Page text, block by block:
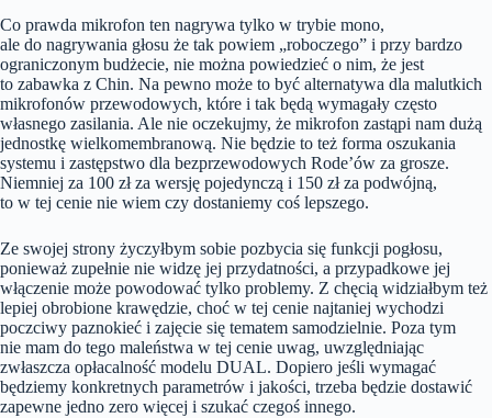
Co prawda mikrofon ten nagrywa tylko w trybie mono,
ale do nagrywania głosu że tak powiem „roboczego” i przy bardzo
ograniczonym budżecie, nie można powiedzieć o nim, że jest
to zabawka z Chin. Na pewno może to być alternatywa dla malutkich
mikrofonów przewodowych, które i tak będą wymagały często
własnego zasilania. Ale nie oczekujmy, że mikrofon zastąpi nam dużą
jednostkę wielkomembranową. Nie będzie to też forma oszukania
systemu i zastępstwo dla bezprzewodowych Rode’ów za grosze.
Niemniej za 100 zł za wersję pojedynczą i 150 zł za podwójną,
to w tej cenie nie wiem czy dostaniemy coś lepszego.
Ze swojej strony życzyłbym sobie pozbycia się funkcji pogłosu,
ponieważ zupełnie nie widzę jej przydatności, a przypadkowe jej
włączenie może powodować tylko problemy. Z chęcią widziałbym też
lepiej obrobione krawędzie, choć w tej cenie najtaniej wychodzi
poczciwy paznokieć i zajęcie się tematem samodzielnie. Poza tym
nie mam do tego maleństwa w tej cenie uwag, uwzględniając
zwłaszcza opłacalność modelu DUAL. Dopiero jeśli wymagać
będziemy konkretnych parametrów i jakości, trzeba będzie dostawić
zapewne jedno zero więcej i szukać czegoś innego.